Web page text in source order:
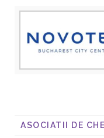
ASOCIATII DE